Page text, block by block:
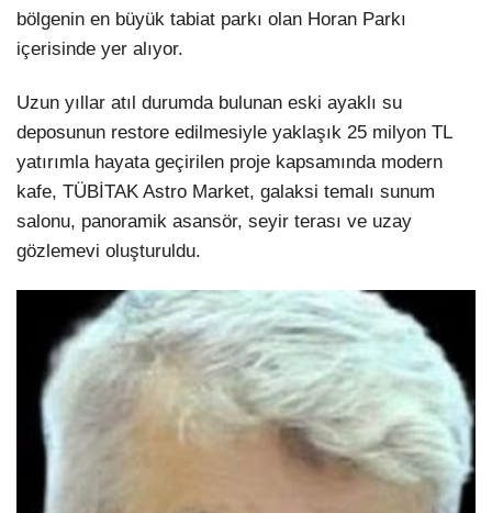
bölgenin en büyük tabiat parkı olan Horan Parkı
içerisinde yer alıyor.
Uzun yıllar atıl durumda bulunan eski ayaklı su
deposunun restore edilmesiyle yaklaşık 25 milyon TL
yatırımla hayata geçirilen proje kapsamında modern
kafe, TÜBİTAK Astro Market, galaksi temalı sunum
salonu, panoramik asansör, seyir terası ve uzay
gözlemevi oluşturuldu.